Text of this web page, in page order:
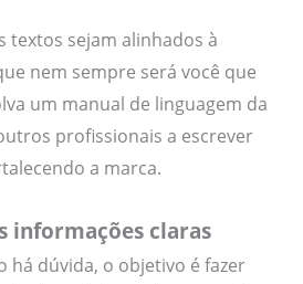
textos sejam alinhados à
nem sempre será você que
um manual de linguagem da
profissionais a escrever
a marca.
informações claras
há dúvida, o objetivo é fazer